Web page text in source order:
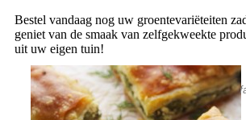
Bestel vandaag nog uw groentevariëteiten
geniet van de smaak van zelfgekweekte
uit uw eigen tuin!